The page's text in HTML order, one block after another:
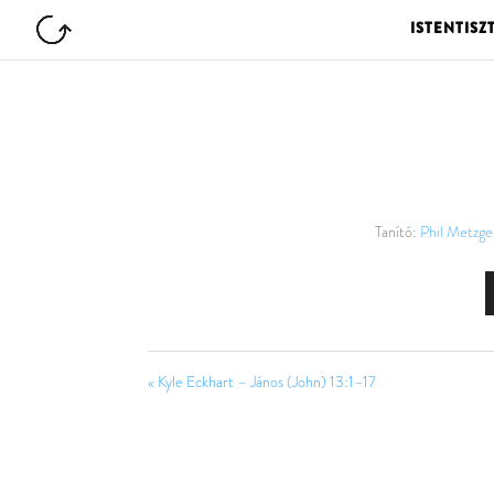
Tanító: Phil
« Kyle Eckhart – János (John) 13:1–17